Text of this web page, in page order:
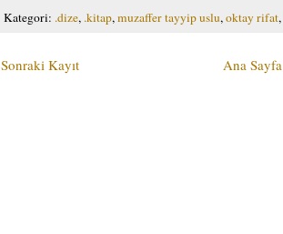
Kategori: .dize, .kitap,muzaffer tayyip uslu,oktay rifat,
Sonraki Kayıt Ana Sayfa